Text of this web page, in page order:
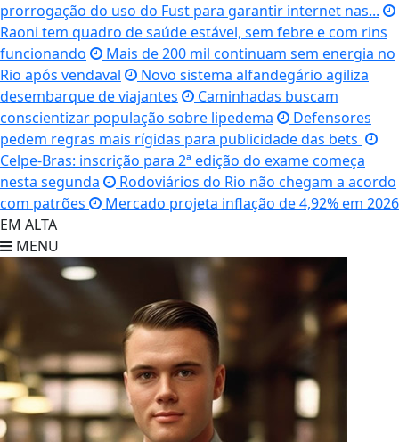
prorrogação do uso do Fust para garantir internet nas...
Raoni tem quadro de saúde estável, sem febre e com rins
funcionando
Mais de 200 mil continuam sem energia no
Rio após vendaval
Novo sistema alfandegário agiliza
desembarque de viajantes
Caminhadas buscam
conscientizar população sobre lipedema
Defensores
pedem regras mais rígidas para publicidade das bets
Celpe-Bras: inscrição para 2ª edição do exame começa
nesta segunda
Rodoviários do Rio não chegam a acordo
com patrões
Mercado projeta inflação de 4,92% em 2026
EM ALTA
MENU